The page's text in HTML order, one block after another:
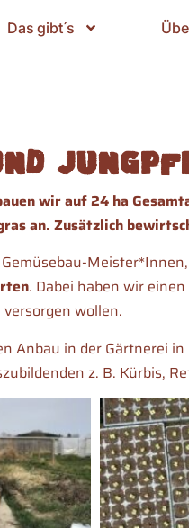
Das gibt´s
wir auf 24 ha
an. Zusätzlich
. Dabei haben wir
wollen.
Anbau in der Gärtnerei
z. B. Kürbis,